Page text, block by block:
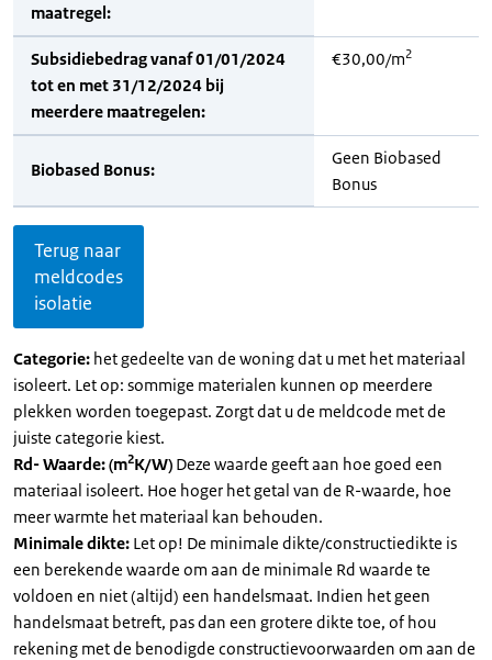
maatregel:
Subsidiebedrag vanaf 01/01/2024
tot en met 31/12/2024 bij
meerdere maatregelen:
€30,00/m2
Biobased Bonus:
Geen Biobased
Bonus
Terug naar
meldcodes
isolatie
Categorie: het gedeelte van de woning dat u met het materiaal
isoleert. Let op: sommige materialen kunnen op meerdere
plekken worden toegepast. Zorgt dat u de meldcode met de
juiste categorie kiest.
Rd- Waarde: (m2K/W) Deze waarde geeft aan hoe goed een
materiaal isoleert. Hoe hoger het getal van de R-waarde, hoe
meer warmte het materiaal kan behouden.
Minimale dikte: Let op! De minimale dikte/constructiedikte is
een berekende waarde om aan de minimale Rd waarde te
voldoen en niet (altijd) een handelsmaat. Indien het geen
handelsmaat betreft, pas dan een grotere dikte toe, of hou
rekening met de benodigde constructievoorwaarden om aan de